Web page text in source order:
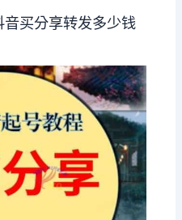
买分享转发多少钱